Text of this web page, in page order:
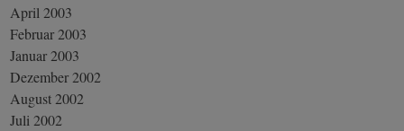
April 2003
Februar 2003
Januar 2003
Dezember 2002
August 2002
Juli 2002